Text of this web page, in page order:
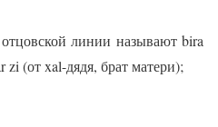
линии называют bira
(от xal-дядя, брат матери);